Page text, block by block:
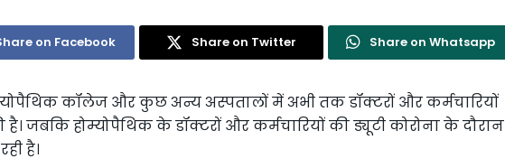
on Facebook Share on Twitter Share on Whatsapp
कॉलेज और कुछ अन्य अस्पतालों में अभी तक डॉक्टरों और कर्मचारियों
जबकि होम्योपैथिक के डॉक्टरों और कर्मचारियों की ड्यूटी कोरोना के दौरान
है।